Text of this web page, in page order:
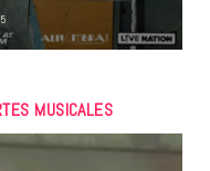
MUSICALES